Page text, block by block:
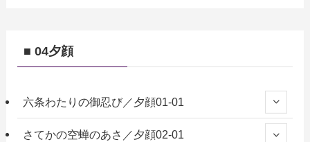
■ 04夕顔
六条わたりの御忍び／夕顔01-01
さてかの空蝉のあさ／夕顔02-01